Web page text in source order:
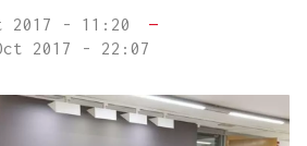
2017 - 11:20
—
2017 - 22:07